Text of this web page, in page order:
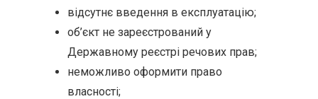
відсутнє введення в експлуатацію;
об’єкт не зареєстрований у
Державному реєстрі речових прав;
неможливо оформити право
власності;